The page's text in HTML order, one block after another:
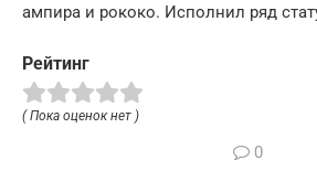
ампира и рококо. Исполнил ряд
Рейтинг
( Пока оценок нет )
0